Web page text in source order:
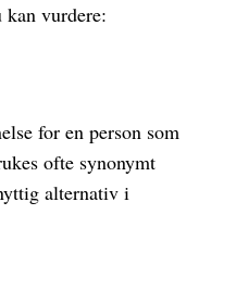
kan vurdere:
for en person som
ofte synonymt
alternativ i